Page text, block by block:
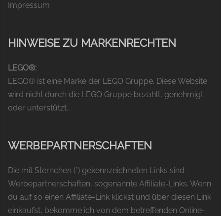
Impressum
HINWEISE ZU MARKENRECHTEN
LEGO®:
LEGO® ist eine Marke der LEGO Gruppe. Diese Website
wird nicht durch die LEGO Gruppe bezahlt, genehmigt
oder unterstützt.
WERBEPARTNERSCHAFTEN
Die mit Sternchen (*) gekennzeichneten Links sind
Werbepartnerschaften, sogenannte Affiliate-Links. Wenn
du auf so einen Affiliate-Link klickst und über diesen Link
einkaufst, bekomme ich von dem betreffenden Online-